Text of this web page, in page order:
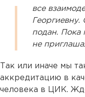
все
подан. Пока
не
Так или иначе мы
аккредитацию в
человека в ЦИК.